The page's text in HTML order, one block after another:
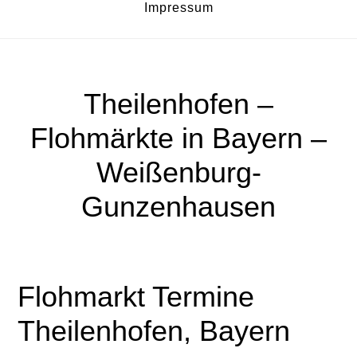
Impressum
Theilenhofen –
Flohmärkte in Bayern –
Weißenburg-
Gunzenhausen
Flohmarkt Termine
Theilenhofen, Bayern